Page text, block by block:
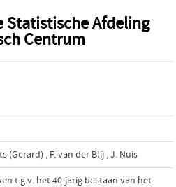
Statistische Afdeling
Centrum
(Gerard) , F. van der Blij ,J. Nuis
t.g.v. het 40-jarig bestaan van het